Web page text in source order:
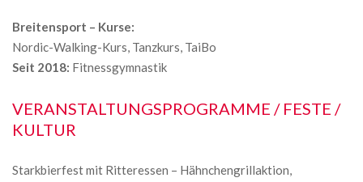
Breitensport – Kurse:
Nordic-Walking-Kurs, Tanzkurs, TaiBo
Seit 2018: Fitnessgymnastik
VERANSTALTUNGSPROGRAMME / FESTE /
KULTUR
Starkbierfest mit Ritteressen – Hähnchengrillaktion,